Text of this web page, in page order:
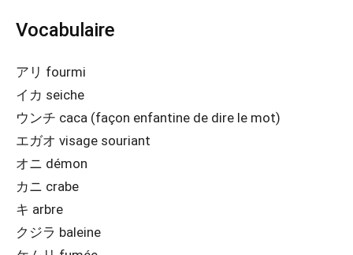
Vocabulaire
アリ fourmi
イカ seiche
ウンチ caca (façon enfantine de dire le mot)
エガオ visage souriant
オニ démon
カニ crabe
キ arbre
クジラ baleine